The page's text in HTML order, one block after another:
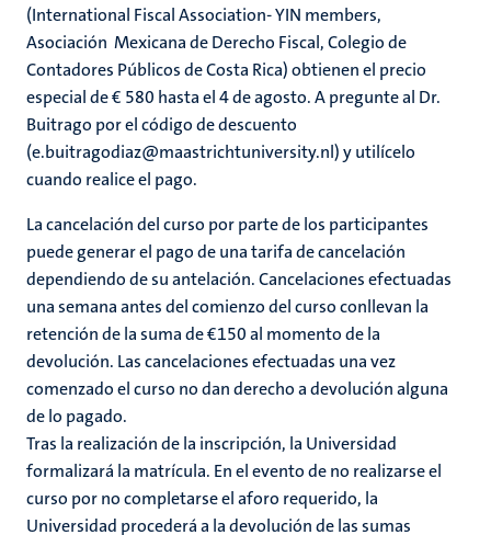
(International Fiscal Association- YIN members,
Asociación Mexicana de Derecho Fiscal, Colegio de
Contadores Públicos de Costa Rica) obtienen el precio
especial de € 580 hasta el 4 de agosto. A pregunte al Dr.
Buitrago por el código de descuento
(e.buitragodiaz@maastrichtuniversity.nl) y utilícelo
cuando realice el pago.
La cancelación del curso por parte de los participantes
puede generar el pago de una tarifa de cancelación
dependiendo de su antelación. Cancelaciones efectuadas
una semana antes del comienzo del curso conllevan la
retención de la suma de €150 al momento de la
devolución. Las cancelaciones efectuadas una vez
comenzado el curso no dan derecho a devolución alguna
de lo pagado.
Tras la realización de la inscripción, la Universidad
formalizará la matrícula. En el evento de no realizarse el
curso por no completarse el aforo requerido, la
Universidad procederá a la devolución de las sumas